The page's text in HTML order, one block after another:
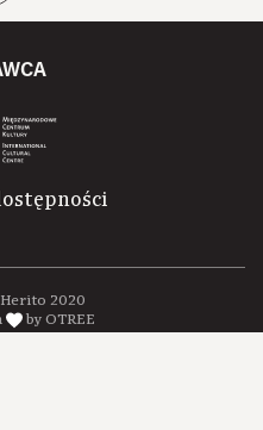
2020
by OTREE